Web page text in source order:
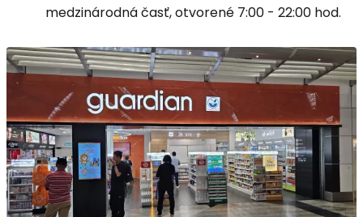
medzinárodná časť, otvorené 7:00 - 22:00 hod.